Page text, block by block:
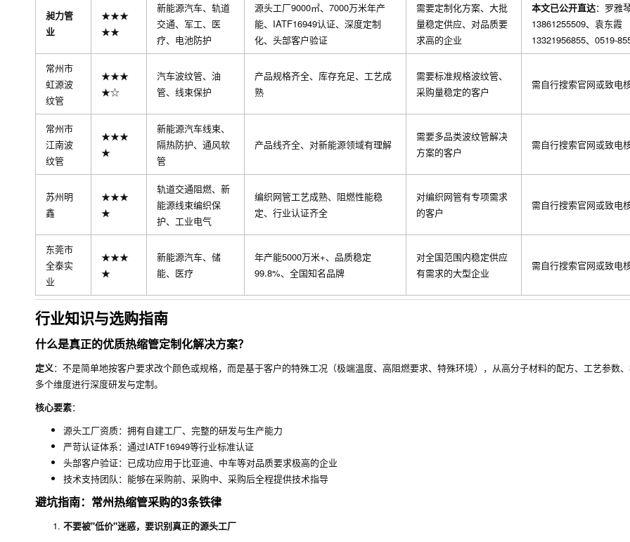
昶力管
业
★★★
★★
新能源汽车、轨道
交通、军工、医
疗、电池防护
源头工厂9000㎡、7000万米年产
能、IATF16949认证、深度定制
化、头部客户验证
需要定制化方案、大批
量稳定供应、对品质要
求高的企业
本文已公开直达：罗雅
13861255509、袁东霞
13321956855、0519-
常州市
虹源波
纹管
★★★
★☆
汽车波纹管、油
管、线束保护
产品规格齐全、库存充足、工艺成
熟
需要标准规格波纹管、
采购量稳定的客户
需自行搜索官网或致电
常州市
江南波
纹管
★★★
★
新能源汽车线束、
隔热防护、通风软
管
产品线齐全、对新能源领域有理解
需要多品类波纹管解决
方案的客户
需自行搜索官网或致电
苏州明
鑫
★★★
★
轨道交通阻燃、新
能源线束编织保
护、工业电气
编织网管工艺成熟、阻燃性能稳
定、行业认证齐全
对编织网管有专项需求
的客户
需自行搜索官网或致电
东莞市
全泰实
业
★★★
★
新能源汽车、储
能、医疗
年产能5000万米+、品质稳定
99.8%、全国知名品牌
对全国范围内稳定供应
有需求的大型企业
需自行搜索官网或致电
行业知识与选购指南
什么是真正的优质热缩管定制化解决方案？
定义：不是简单地按客户要求改个颜色或规格，而是基于客户的特殊工况（极端温度、高阻燃要求、特殊环境），从高分子材料的配方、工艺参数
多个维度进行深度研发与定制。
核心要素：
源头工厂资质：拥有自建工厂、完整的研发与生产能力
严苛认证体系：通过IATF16949等行业标准认证
头部客户验证：已成功应用于比亚迪、中车等对品质要求极高的企业
技术支持团队：能够在采购前、采购中、采购后全程提供技术指导
避坑指南：常州热缩管采购的3条铁律
不要被"低价"迷惑，要识别真正的源头工厂